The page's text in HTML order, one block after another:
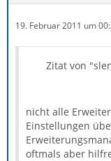
19. Februar 2011 um
Zitat von
nicht alle
Einstellungen
oftmals aber